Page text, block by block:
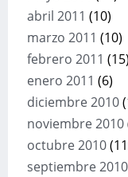
abril 2011 (10)
marzo 2011 (10)
febrero 2011 (15)
enero 2011 (6)
diciembre 2010
noviembre 2010
octubre 2010
septiembre 2010